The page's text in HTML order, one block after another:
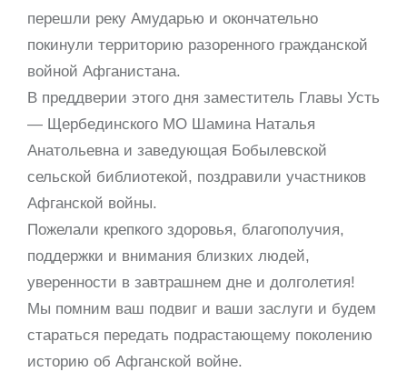
перешли реку Амударью и окончательно
покинули территорию разоренного гражданской
войной Афганистана.
В преддверии этого дня заместитель Главы Усть
— Щербединского МО Шамина Наталья
Анатольевна и заведующая Бобылевской
сельской библиотекой, поздравили участников
Афганской войны.
Пожелали крепкого здоровья, благополучия,
поддержки и внимания близких людей,
уверенности в завтрашнем дне и долголетия!
Мы помним ваш подвиг и ваши заслуги и будем
стараться передать подрастающему поколению
историю об Афганской войне.